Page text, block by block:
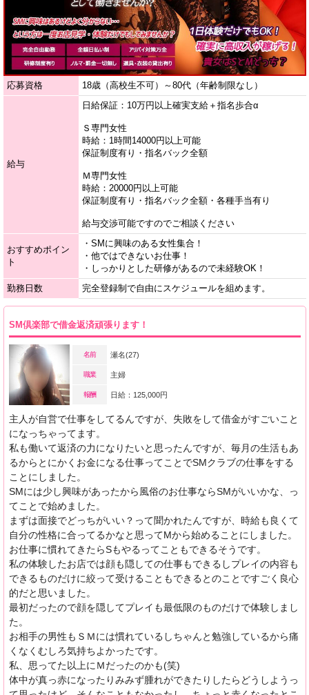
応募資格 18歳（高校生不可）～80代（年齢制限なし）
給与
日給保証：10万円以上確実支給＋指名歩合α
Ｓ専門女性
時給：1時間14000円以上可能
保証制度有り・指名バック全額
Ｍ専門女性
時給：20000円以上可能
保証制度有り・指名バック全額・各種手当有り
給与交渉可能ですのでご相談ください
おすすめポイン
ト
・SMに興味のある女性集合！
・他ではできないお仕事！
・しっかりとした研修があるので未経験OK！
勤務日数
完全登録制で自由にスケジュールを組めます。
SM倶楽部で借金返済頑張ります！
名前 瀬名(27)
職業 主婦
報酬 日給：125,000円
主人が自営で仕事をしてるんですが、失敗をして借金がすごいこと
になっちゃってます。
私も働いて返済の力になりたいと思ったんですが、毎月の生活もあ
るからとにかくお金になる仕事ってことでSMクラブの仕事をする
ことにしました。
SMには少し興味があったから風俗のお仕事ならSMがいいかな、っ
てことで始めました。
まずは面接でどっちがいい？って聞かれたんですが、時給も良くて
自分の性格に合ってるかなと思ってMから始めることにしました。
お仕事に慣れてきたらSもやるってこともできるそうです。
私の体験したお店では顔も隠しての仕事もできるしプレイの内容も
できるものだけに絞って受けることもできるとのことですごく良心
的だと思いました。
最初だったので顔を隠してプレイも最低限のものだけで体験しまし
た。
お相手の男性もＳＭには慣れているしちゃんと勉強しているから痛
くなくむしろ気持ちよかったです。
私、思ってた以上にＭだったのかも(笑)
体中が真っ赤になったりみみず腫れができたりしたらどうしようっ